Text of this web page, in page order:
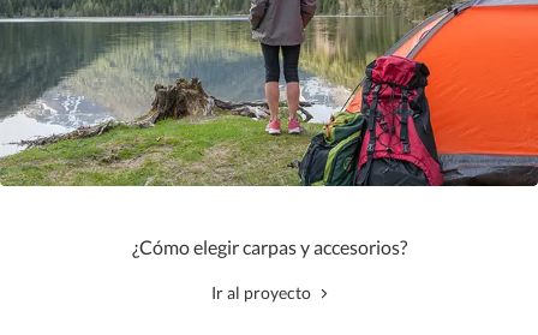
¿Cómo elegir carpas y accesorios?
Ir al proyecto